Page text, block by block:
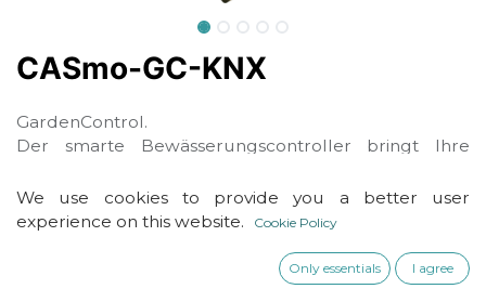
CASmo-GC-KNX
GardenControl.
Der smarte Bewässerungscontroller bringt Ihre
Level. Mit 12 Ventilausgängen steuern Sie bequem
Magnetventile, über 2 zusätzliche externe
230V-Pumpen oder elektrischen Kugelhähnen
We use cookies to provide you a better user
experience on this website.
Cookie Policy
Only essentials I agree